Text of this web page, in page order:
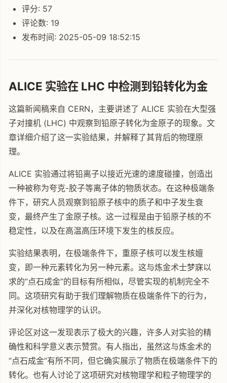
评分: 57
评论数: 19
发布时间: 2025-05-09 18:52:15
ALICE 实验在 LHC 中检测到铅转化为金
这篇新闻稿来自 CERN，主要讲述了 ALICE 实验在大型强
子对撞机 (LHC) 中观察到铅原子转化为金原子的现象。文
章详细介绍了这一实验结果，并解释了其背后的物理原
理。
ALICE 实验通过将铅离子以接近光速的速度碰撞，创造出
一种被称为夸克-胶子等离子体的物质状态。在这种极端条
件下，研究人员观察到铅原子核中的质子和中子发生衰
变，最终产生了金原子核。这一过程是由于铅原子核的不
稳定性，以及在高温高压环境下发生的核反应。
实验结果表明，在极端条件下，重原子核可以发生核嬗
变，即一种元素转化为另一种元素。这与炼金术士梦寐以
求的“点石成金”的目标有所相似，尽管实现的机制完全不
同。这项研究有助于我们理解物质在极端条件下的行为，
并深化对核物理学的认识。
评论区对这一发现表示了极大的兴趣，许多人对实验的精
确性和科学意义表示赞赏。有人指出，虽然这与炼金术的
“点石成金”有所不同，但它确实展示了物质在极端条件下的
转化。也有人讨论了这项研究对核物理学和粒子物理学的